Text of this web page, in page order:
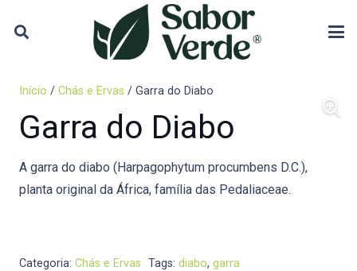
Início / Chás e Ervas / Garra do Diabo
Garra do Diabo
A garra do diabo (Harpagophytum procumbens D.C.),
planta original da África, família das Pedaliaceae.
Categoria: Chás e Ervas Tags: diabo, garra